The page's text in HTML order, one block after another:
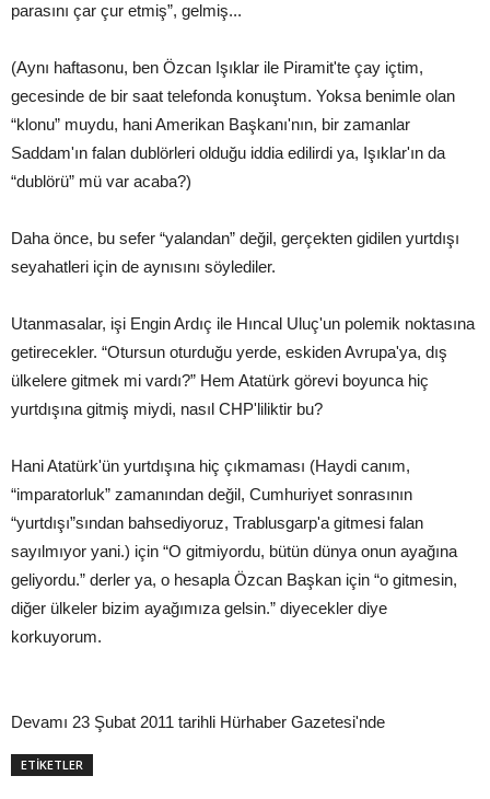
parasını çar çur etmiş”, gelmiş...
(Aynı haftasonu, ben Özcan Işıklar ile Piramit'te çay içtim,
gecesinde de bir saat telefonda konuştum. Yoksa benimle olan
“klonu” muydu, hani Amerikan Başkanı'nın, bir zamanlar
Saddam'ın falan dublörleri olduğu iddia edilirdi ya, Işıklar'ın da
“dublörü” mü var acaba?)
Daha önce, bu sefer “yalandan” değil, gerçekten gidilen yurtdışı
seyahatleri için de aynısını söylediler.
Utanmasalar, işi Engin Ardıç ile Hıncal Uluç'un polemik noktasına
getirecekler. “Otursun oturduğu yerde, eskiden Avrupa'ya, dış
ülkelere gitmek mi vardı?” Hem Atatürk görevi boyunca hiç
yurtdışına gitmiş miydi, nasıl CHP'liliktir bu?
Hani Atatürk'ün yurtdışına hiç çıkmaması (Haydi canım,
“imparatorluk” zamanından değil, Cumhuriyet sonrasının
“yurtdışı”sından bahsediyoruz, Trablusgarp'a gitmesi falan
sayılmıyor yani.) için “O gitmiyordu, bütün dünya onun ayağına
geliyordu.” derler ya, o hesapla Özcan Başkan için “o gitmesin,
diğer ülkeler bizim ayağımıza gelsin.” diyecekler diye
korkuyorum.
Devamı 23 Şubat 2011 tarihli Hürhaber Gazetesi'nde
ETİKETLER